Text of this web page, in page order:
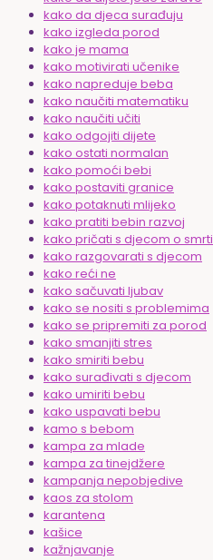
kako da djeca surađuju
kako izgleda porod
kako je mama
kako motivirati učenike
kako napreduje beba
kako naučiti matematiku
kako naučiti učiti
kako odgojiti dijete
kako ostati normalan
kako pomoći bebi
kako postaviti granice
kako potaknuti mlijeko
kako pratiti bebin razvoj
kako pričati s djecom o smrti
kako razgovarati s djecom
kako reći ne
kako sačuvati ljubav
kako se nositi s problemima
kako se pripremiti za porod
kako smanjiti stres
kako smiriti bebu
kako surađivati s djecom
kako umiriti bebu
kako uspavati bebu
kamo s bebom
kampa za mlade
kampa za tinejdžere
kampanja nepobjedive
kaos za stolom
karantena
kašice
kažnjavanje